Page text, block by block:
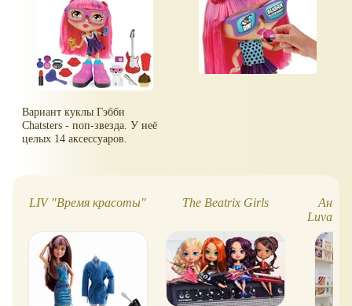
Вариант куклы Гэбби
Chatsters - поп-звезда. У неё
целых 14 аксессуаров.
LIV "Время красоты" The Beatrix Girls
Mia